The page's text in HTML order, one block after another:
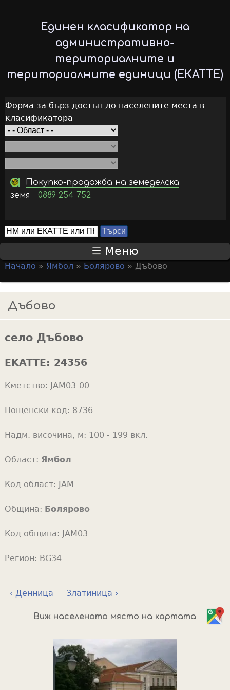
to
main
content
Единен класификатор на
административно-
териториалните и
териториалните единици (ЕКАТТЕ)
Форма за бърз достъп до населените места в
класификатора
Покупко-продажба на земеделска
земя
0889 254 752
S
e
r
c
h
f
r
m
Т
ъ
с
и
Меню
o
u
r
e
e
Начало » Ямбол » Болярово » Дъбово
Дъбово
село Дъбово
EKATTE: 24356
Кметство: JAM03-00
Пощенски код: 8736
Надм. височина, м: 100 - 199 вкл.
Област: Ямбол
Код област: JAM
Община: Болярово
Код община: JAM03
Регион: BG34
‹ Денница Златиница ›
Виж населеното място на картата